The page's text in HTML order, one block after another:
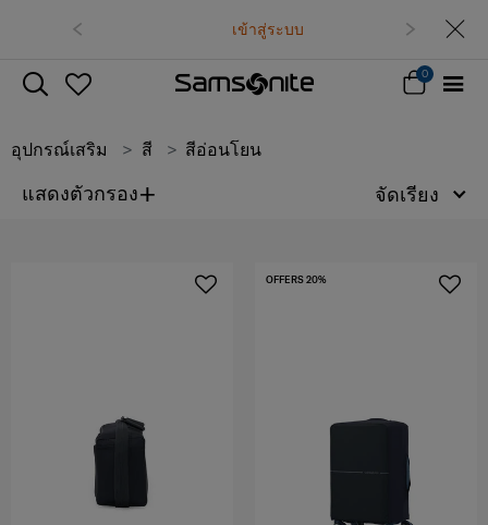
เข้าสู่ระบบ
0
อุปกรณ์เสริม สี สีอ่อนโยน
แสดงตัวกรอง+ จัดเรียง
OFFERS 20%